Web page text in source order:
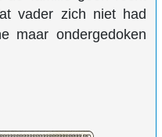
vader zich niet had
maar ondergedoken